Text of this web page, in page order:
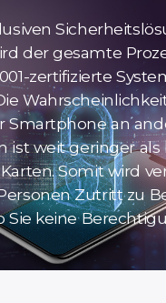
der gesamte
zertifizierte
Smartphone an
ist weit geringer als
Somit wird
Zutritt zu
Sie keine